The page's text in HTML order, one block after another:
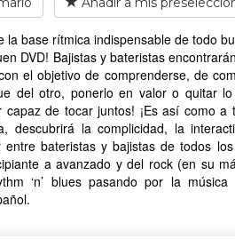
la base rítmica indispensable de todo
DVD! Bajistas y bateristas
el objetivo de comprenderse, de
del otro, ponerlo en valor o quitar
capaz de tocar juntos! ¡Es así como a
descubrirá la complicidad, la
bateristas y bajistas de todos
a avanzado y del rock (en su
‘n’ blues pasando por la música